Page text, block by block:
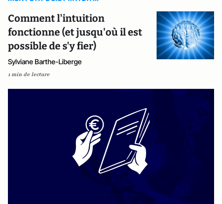
Comment l'intuition
fonctionne (et jusqu'où il est
possible de s'y fier)
Sylviane Barthe-Liberge
1 min de lecture